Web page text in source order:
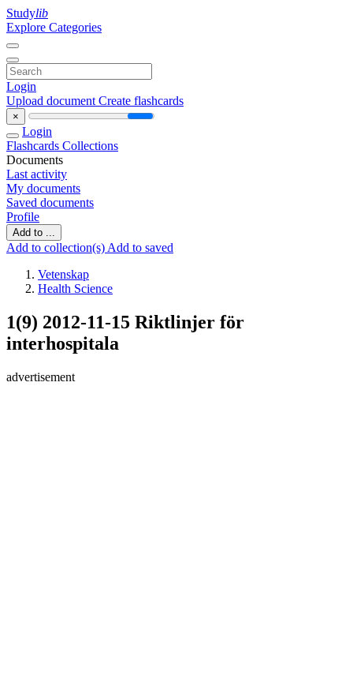
Studylib
Explore Categories
Login
Upload document Create flashcards
×
Login
Flashcards Collections
Documents
Last activity
My documents
Saved documents
Profile
Add to ...
Add to collection(s) Add to saved
Vetenskap
Health Science
1(9) 2012-11-15 Riktlinjer för
interhospitala
advertisement